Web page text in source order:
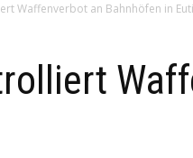
Waffenverbot an Bahnhöfen in